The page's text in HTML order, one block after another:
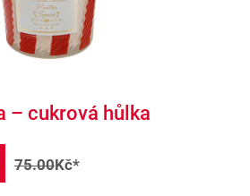
– cukrová hůlka
75.00Kč*